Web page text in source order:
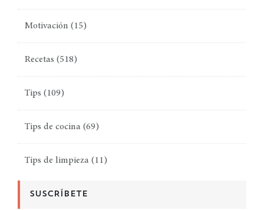
Motivación (15)
Recetas (518)
Tips (109)
Tips de cocina (69)
Tips de limpieza (11)
SUSCRÍBETE